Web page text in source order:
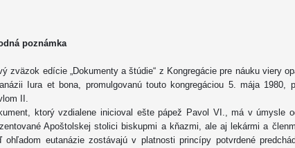
poznámka
zväzok edície „Dokumenty a štúdie“ z Kongregácie pre náuku viery
Iura et bona, promulgovanú touto kongregáciou 5. mája 1980,
II.
ktorý vzdialene inicioval ešte pápež Pavol VI., má v úmysle
Apoštolskej stolici biskupmi a kňazmi, ale aj lekármi a
ohľadom eutanázie zostávajú v platnosti princípy potvrdené